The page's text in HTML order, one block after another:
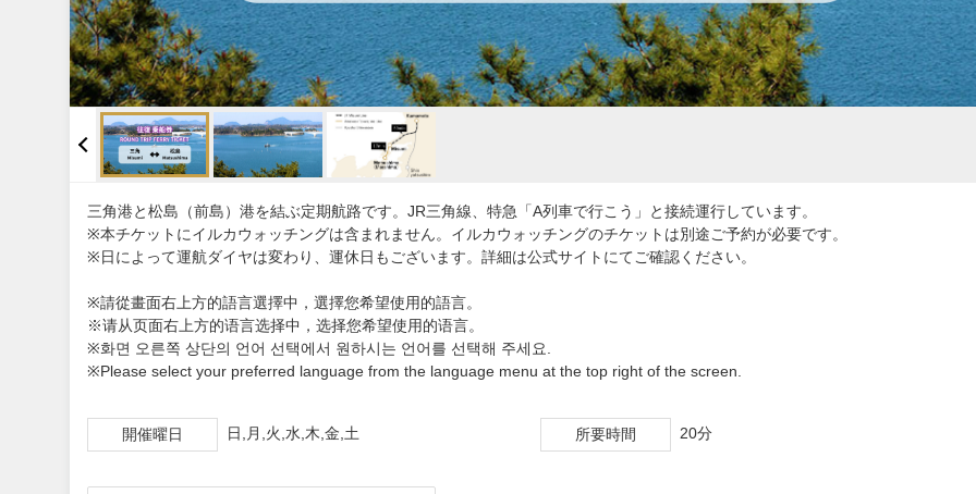
三角港と松島（前島）港を結ぶ定期航路です。JR三角線、特急「A列車で行こう」と接続運行しています。
※本チケットにイルカウォッチングは含まれません。イルカウォッチングのチケットは別途ご予約が必要です。
※日によって運航ダイヤは変わり、運休日もございます。詳細は公式サイトにてご確認ください。
※請從畫面右上方的語言選擇中，選擇您希望使用的語言。
※请从页面右上方的语言选择中，选择您希望使用的语言。
※화면 오른쪽 상단의 언어 선택에서 원하시는 언어를 선택해 주세요.
※Please select your preferred language from the language menu at the top right of the screen.
開催曜日 日,月,火,水,木,金,土 所要時間 20分